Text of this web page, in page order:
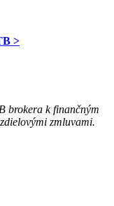
>
brokera k finančným
zmluvami.